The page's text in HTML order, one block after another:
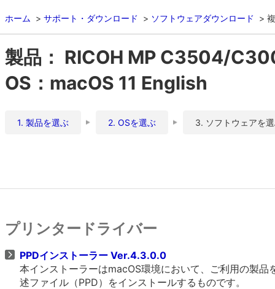
ホーム サポート・ダウンロード ソフトウェアダウンロード
製品： RICOH MP C3504/
OS：macOS 11 English
1. 製品を選ぶ 2. OSを選ぶ 3. ソフトウェアを
プリンタードライバー
PPDインストーラー Ver.4.3.0.0
本インストーラーはmacOS環境において、ご利用の製
述ファイル（PPD）をインストールするものです。